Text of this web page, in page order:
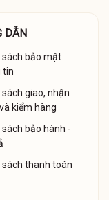
DẪN
sách bảo mật
tin
sách giao, nhận
kiểm hàng
sách bảo hành -
sách thanh toán